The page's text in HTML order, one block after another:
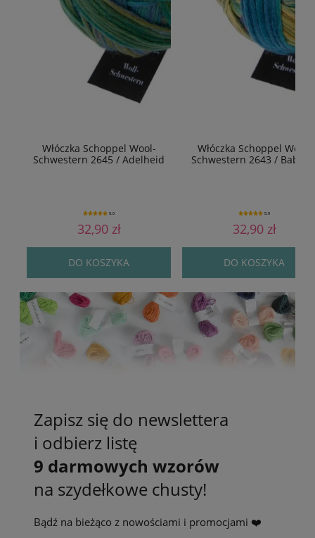
Włóczka Schoppel Wool-
Schwestern 2645 / Adelheid
5.0
32,90 zł
DO KOSZYKA
Włóczka Schoppel Wool-
Schwestern 2643 /
5.0
32,90 zł
DO KOSZYKA
Zapisz się do newslettera
i odbierz listę
9 darmowych wzorów
na szydełkowe chusty!
Bądź na bieżąco z nowościami i promocjami ❤️